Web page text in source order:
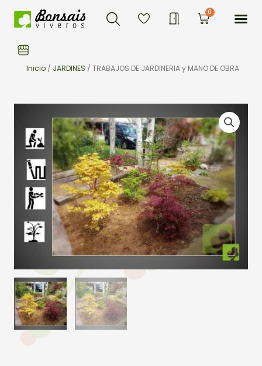
Buscar 0Carrito
Inicio / JARDINES / TRABAJOS DE JARDINERIA y MANO DE OBRA